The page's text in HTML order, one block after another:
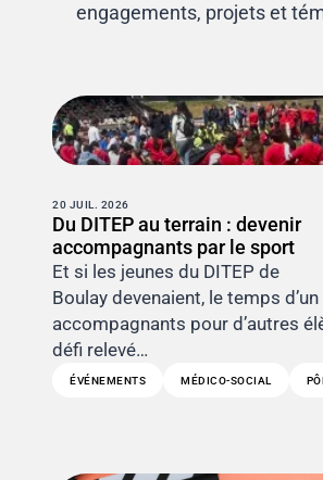
engagements, projets et
20 JUIL. 2026
Du DITEP au terrain : devenir
accompagnants par le sport
Et si les jeunes du DITEP de
Boulay devenaient, le temps
accompagnants pour d’autres
défi relevé…
ÉVÉNEMENTS MÉDICO-SOCIAL